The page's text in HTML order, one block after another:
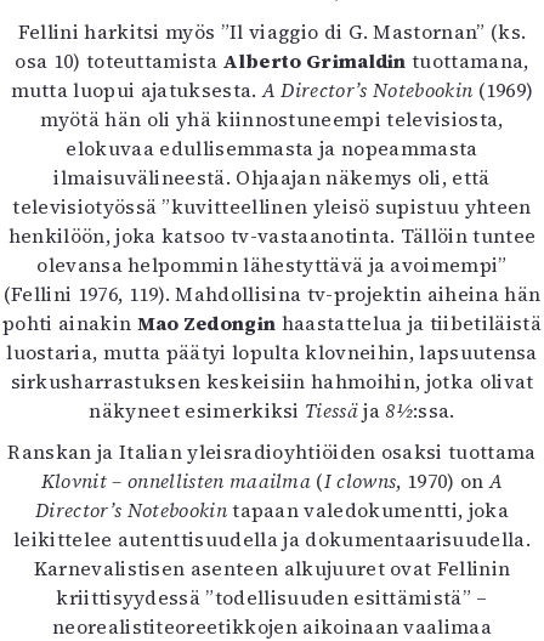
Tilaus ja irtonumerot
Yhteistyössä
Toimitus
Mediatiedot
Kaltio ry
Fellini harkitsi myös ”Il viaggio di G. Mastornan” (ks.
osa 10) toteuttamista Alberto Grimaldin tuottamana,
mutta luopui ajatuksesta.A Director’s Notebookin (1969)
myötä hän oli yhä kiinnostuneempi televisiosta,
elokuvaa edullisemmasta ja nopeammasta
ilmaisuvälineestä. Ohjaajan näkemys oli, että
televisiotyössä ”kuvitteellinen yleisö supistuu yhteen
henkilöön, joka katsoo tv-vastaanotinta. Tällöin tuntee
olevansa helpommin lähestyttävä ja avoimempi”
(Fellini 1976, 119). Mahdollisina tv-projektin aiheina hän
pohti ainakin Mao Zedongin haastattelua ja tiibetiläistä
luostaria, mutta päätyi lopulta klovneihin, lapsuutensa
sirkusharrastuksen keskeisiin hahmoihin, jotka olivat
näkyneet esimerkiksi Tiessäja8½:ssa.
Ranskan ja Italian yleisradioyhtiöiden osaksi tuottama
Klovnit – onnellisten maailma (I clowns, 1970) onA
Director’s Notebookintapaan valedokumentti, joka
leikittelee autenttisuudella ja dokumentaarisuudella.
Karnevalistisen asenteen alkujuuret ovat Fellinin
kriittisyydessä ”todellisuuden esittämistä” –
neorealistiteoreetikkojen aikoinaan vaalimaa